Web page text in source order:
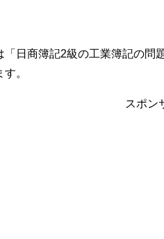
「日商簿記2級の工業簿記の問
。
スポン